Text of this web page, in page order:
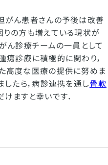
がん患者さんの予後は改善
の方も増えている現状が
ん診療チームの一員として
診療に積極的に関わり，
高度な医療の提供に努めま
したら，病診連携を通し骨軟
ますと幸いです．